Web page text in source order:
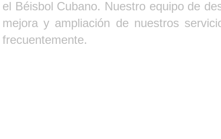
el Béisbol Cubano. Nuestro equipo de
mejora y ampliación de nuestros
frecuentemente.